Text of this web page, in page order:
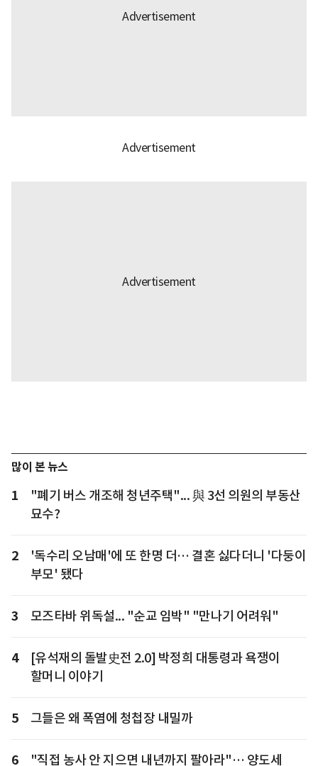
많이 본 뉴스
1
"폐기 버스 개조해 청년주택"... 與 3선 의원의 부동산
묘수?
2
'독수리 오남매'에 또 한명 더… 결혼 싫다더니 '다둥이
부모' 됐다
3 모즈타바 위독설... "순교 임박" "만나기 어려워"
4
[유석재의 돌발史전 2.0] 박정희 대통령과 욕쟁이
할머니 이야기
5 그들은 왜 폭염에 청첩장 내밀까
6
"직접 농사 안 지으면 내년까지 팔아라"… 양도세